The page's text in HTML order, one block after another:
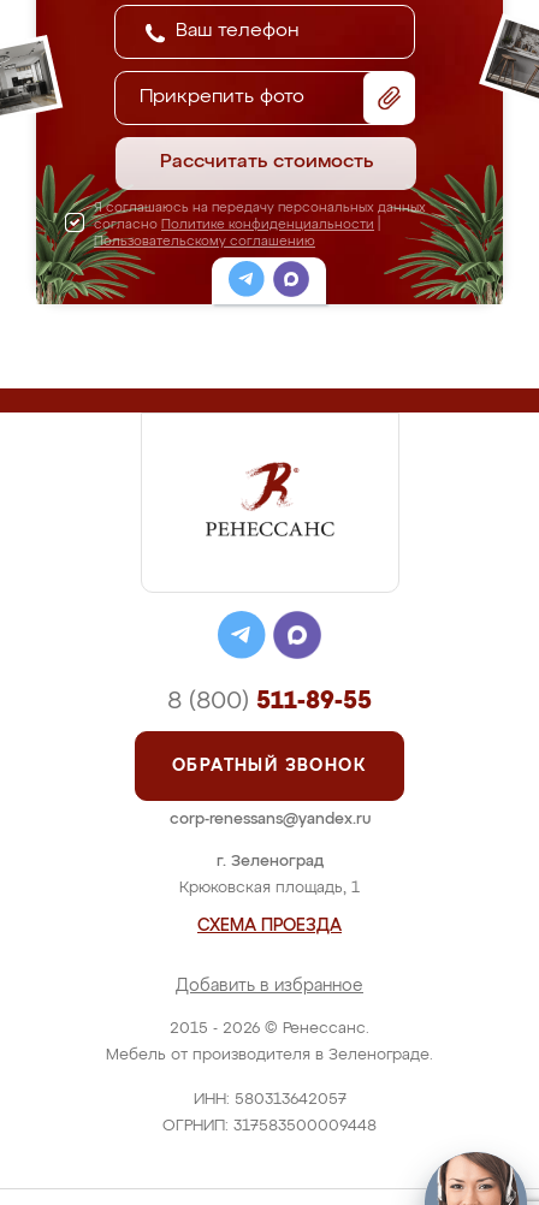
Прикрепить фото
Рассчитать стоимость
Я соглашаюсь на передачу персональных данных
согласно Политике конфиденциальности
Пользовательскому соглашению
2015 - 2026 © Ренессанс.
Мебель от производителя в Зеленограде.
ИНН: 580313642057
ОГРНИП: 317583500009448
г. Зеленоград
Крюковская площадь, 1
СХЕМА ПРОЕЗДА
Добавить в избранное
8 (800) 511-89-55
ОБРАТНЫЙ ЗВОНОК
corp-renessans@yandex.ru